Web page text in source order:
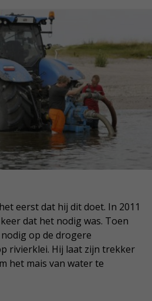
eerst dat hij dit doet. In 2011
dat het nodig was. Toen
op de drogere
rivierklei. Hij laat zijn trekker
het mais van water te